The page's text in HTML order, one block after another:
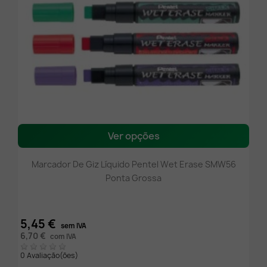
Ver opções
Marcador De Giz Líquido Pentel Wet Erase SMW56
Ponta Grossa
5,45 € sem IVA
6,70 € com IVA
0 Avaliação(ões)